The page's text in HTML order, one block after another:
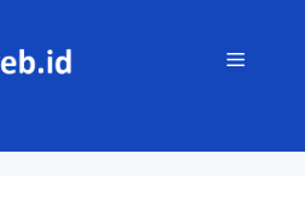
MENU